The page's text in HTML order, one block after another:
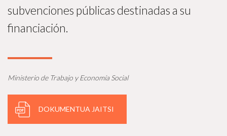
subvenciones públicas destinadas a su
financiación.
Ministerio de Trabajo y Economía Social
DOKUMENTUA JAITSI